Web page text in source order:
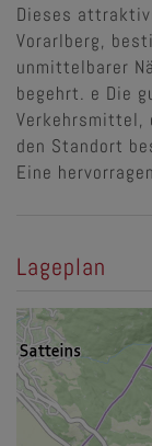
Dieses
Vorarlberg,
unmittelbarer
begehrt. e Die
Verkehrsmittel,
den Standort
Eine
Lageplan